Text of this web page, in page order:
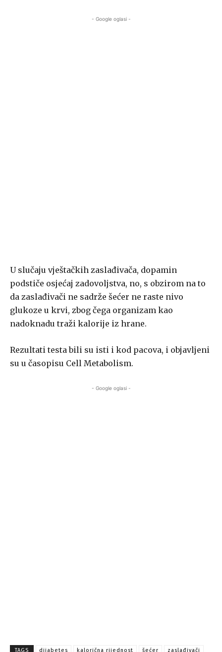
- Google oglasi -
U slučaju vještačkih zaslađivača, dopamin
podstiče osjećaj zadovoljstva, no, s obzirom na to
da zaslađivači ne sadrže šećer ne raste nivo
glukoze u krvi, zbog čega organizam kao
nadoknadu traži kalorije iz hrane.
Rezultati testa bili su isti i kod pacova, i objavljeni
su u časopisu Cell Metabolism.
- Google oglasi -
TAGS dijabetes kalorična rijednost šećer zaslađivači